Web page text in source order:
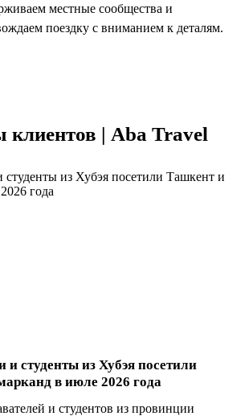
местные сообщества и
поездку с вниманием к деталям.
| Aba Travel
и студенты из Хубэя посетили
в июле 2026 года
и студентов из провинции